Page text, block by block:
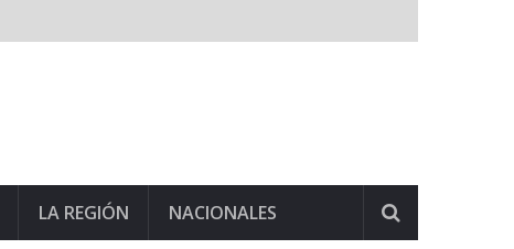
LA REGIÓN NACIONALES